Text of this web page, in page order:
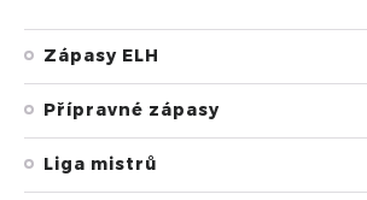
Zápasy ELH
Přípravné zápasy
Liga mistrů